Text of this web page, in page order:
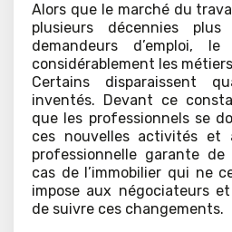
Alors que le marché du
plusieurs décennies
demandeurs d’emploi,
considérablement les
Certains disparaissent
inventés. Devant ce
que les professionnels se
ces nouvelles activités et
professionnelle garante de
cas de l’immobilier qui ne
impose aux négociateurs
de suivre ces changements.